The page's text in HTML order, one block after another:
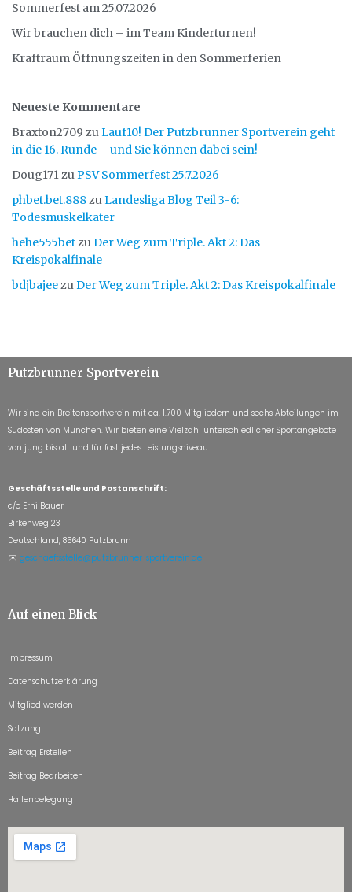
Sommerfest am 25.07.2026
Wir brauchen dich – im Team Kinderturnen!
Kraftraum Öffnungszeiten in den Sommerferien
Neueste Kommentare
Braxton2709 zuLauf10! Der Putzbrunner Sportverein geht
in die 16. Runde – und Sie können dabei sein!
Doug171zuPSV Sommerfest 25.7.2026
phbet.bet.888zuLandesliga Blog Teil 3-6:
Todesmuskelkater
hehe555betzuDer Weg zum Triple. Akt 2: Das
Kreispokalfinale
bdjbajeezuDer Weg zum Triple. Akt 2: Das Kreispokalfinale
Putzbrunner Sportverein
Wir sind ein Breitensportverein mit ca. 1.700 Mitgliedern und sechs Abteilungen im
Südosten von München. Wir bieten eine Vielzahl unterschiedlicher Sportangebote
von jung bis alt und für fast jedes Leistungsniveau.
Geschäftsstelle und Postanschrift:
c/o Erni Bauer
Birkenweg 23
Deutschland, 85640 Putzbrunn
✉️ geschaeftsstelle@putzbrunner-sportverein.de
Auf einen Blick
Impressum
Datenschutzerklärung
Mitglied werden
Satzung
Beitrag Erstellen
Beitrag Bearbeiten
Hallenbelegung